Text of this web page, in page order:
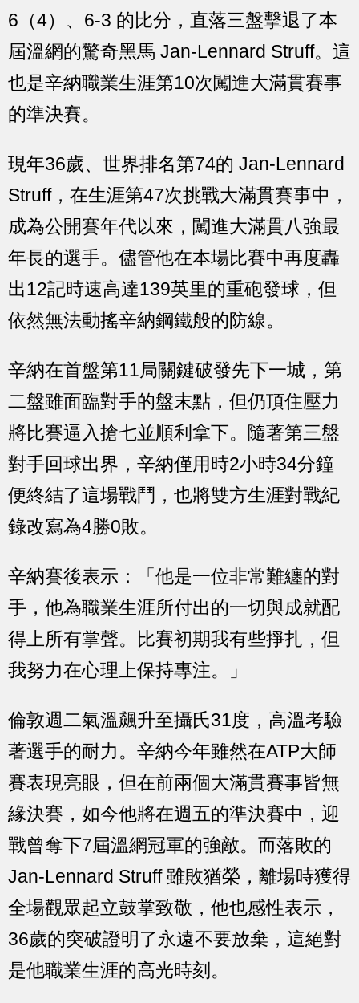
6（4）、6-3 的比分，直落三盤擊退了本
屆溫網的驚奇黑馬 Jan-Lennard Struff。這
也是辛納職業生涯第10次闖進大滿貫賽事
的準決賽。
現年36歲、世界排名第74的 Jan-Lennard
Struff，在生涯第47次挑戰大滿貫賽事中，
成為公開賽年代以來，闖進大滿貫八強最
年長的選手。儘管他在本場比賽中再度轟
出12記時速高達139英里的重砲發球，但
依然無法動搖辛納鋼鐵般的防線。
辛納在首盤第11局關鍵破發先下一城，第
二盤雖面臨對手的盤末點，但仍頂住壓力
將比賽逼入搶七並順利拿下。隨著第三盤
對手回球出界，辛納僅用時2小時34分鐘
便終結了這場戰鬥，也將雙方生涯對戰紀
錄改寫為4勝0敗。
辛納賽後表示：「他是一位非常難纏的對
手，他為職業生涯所付出的一切與成就配
得上所有掌聲。比賽初期我有些掙扎，但
我努力在心理上保持專注。」
倫敦週二氣溫飆升至攝氏31度，高溫考驗
著選手的耐力。辛納今年雖然在ATP大師
賽表現亮眼，但在前兩個大滿貫賽事皆無
緣決賽，如今他將在週五的準決賽中，迎
戰曾奪下7屆溫網冠軍的強敵。而落敗的
Jan-Lennard Struff 雖敗猶榮，離場時獲得
全場觀眾起立鼓掌致敬，他也感性表示，
36歲的突破證明了永遠不要放棄，這絕對
是他職業生涯的高光時刻。